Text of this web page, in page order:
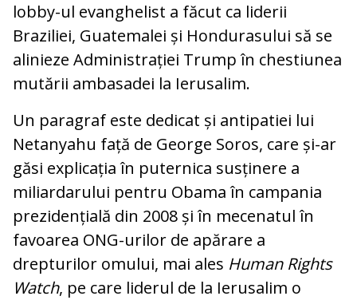
lobby-ul evanghelist a făcut ca liderii
Braziliei, Guatemalei și Hondurasului să se
alinieze Administrației Trump în chestiunea
mutării ambasadei la Ierusalim.
Un paragraf este dedicat și antipatiei lui
Netanyahu față de George Soros, care și-ar
găsi explicația în puternica susținere a
miliardarului pentru Obama în campania
prezidențială din 2008 și în mecenatul în
favoarea ONG-urilor de apărare a
drepturilor omului, mai ales Human Rights
Watch, pe care liderul de la Ierusalim o